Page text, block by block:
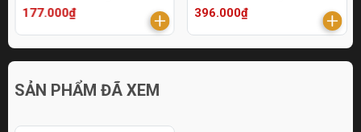
177.000₫ 396.000₫
SẢN PHẨM ĐÃ XEM